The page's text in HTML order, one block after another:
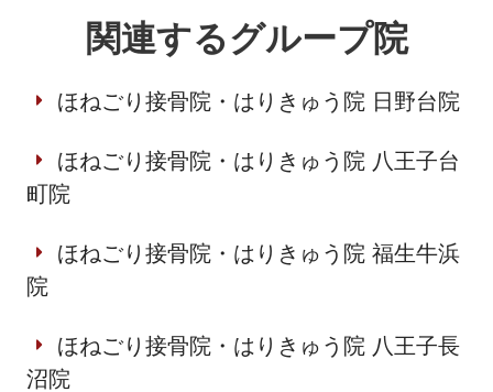
関連するグループ院
ほねごり接骨院・はりきゅう院 日野台院
ほねごり接骨院・はりきゅう院 八王子台
町院
ほねごり接骨院・はりきゅう院 福生牛浜
院
ほねごり接骨院・はりきゅう院 八王子長
沼院